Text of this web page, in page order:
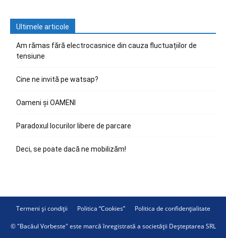
Ultimele articole
Am rămas fără electrocasnice din cauza fluctuațiilor de
tensiune
Cine ne invită pe watsap?
Oameni și OAMENI
Paradoxul locurilor libere de parcare
Deci, se poate dacă ne mobilizăm!
Termeni și condiții Politica “Cookies” Politica de confidențialitate
© "Bacăul Vorbeste" este marcă înregistrată a societății Deșteptarea SRL